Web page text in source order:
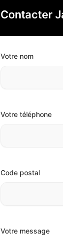
Contacter
Votre nom
Votre téléphone
Code postal
Votre message